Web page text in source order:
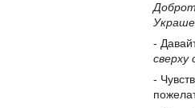
-
сверху
-